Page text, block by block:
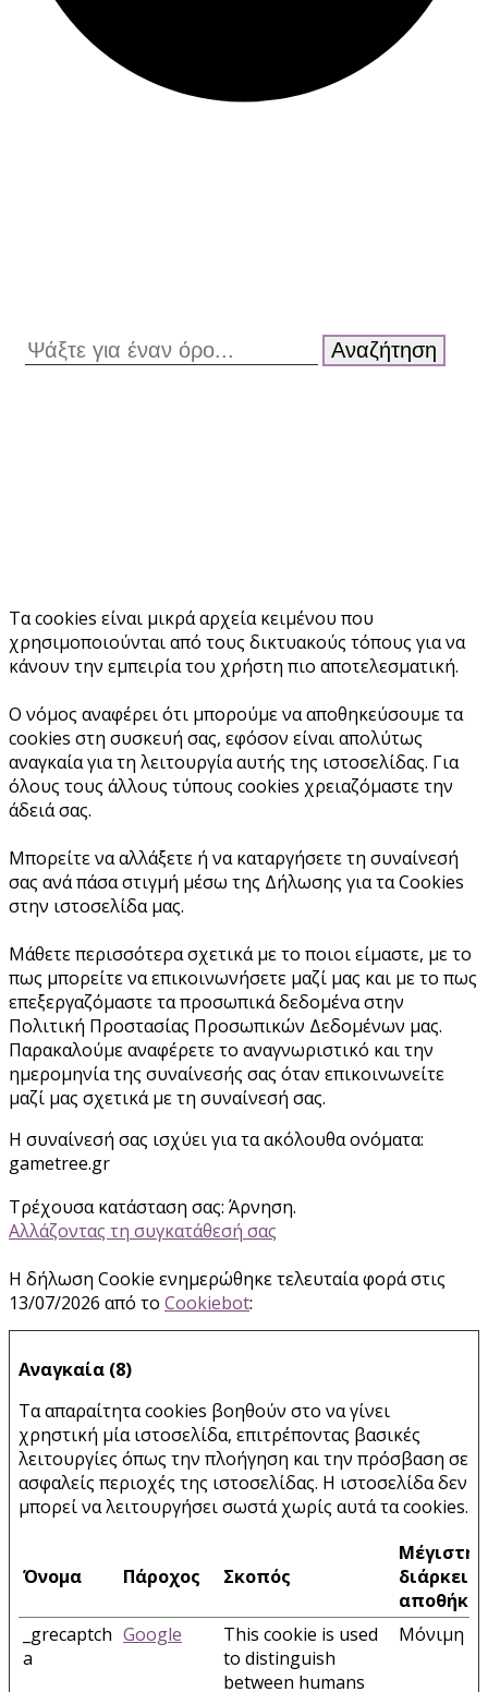
Αναζήτηση
Τα cookies είναι μικρά αρχεία κειμένου που
χρησιμοποιούνται από τους δικτυακούς τόπους για να
κάνουν την εμπειρία του χρήστη πιο αποτελεσματική.
Ο νόμος αναφέρει ότι μπορούμε να αποθηκεύσουμε τα
cookies στη συσκευή σας, εφόσον είναι απολύτως
αναγκαία για τη λειτουργία αυτής της ιστοσελίδας. Για
όλους τους άλλους τύπους cookies χρειαζόμαστε την
άδειά σας.
Μπορείτε να αλλάξετε ή να καταργήσετε τη συναίνεσή
σας ανά πάσα στιγμή μέσω της Δήλωσης για τα Cookies
στην ιστοσελίδα μας.
Μάθετε περισσότερα σχετικά με το ποιοι είμαστε, με το
πως μπορείτε να επικοινωνήσετε μαζί μας και με το πως
επεξεργαζόμαστε τα προσωπικά δεδομένα στην
Πολιτική Προστασίας Προσωπικών Δεδομένων μας.
Παρακαλούμε αναφέρετε το αναγνωριστικό και την
ημερομηνία της συναίνεσής σας όταν επικοινωνείτε
μαζί μας σχετικά με τη συναίνεσή σας.
Η συναίνεσή σας ισχύει για τα ακόλουθα ονόματα:
gametree.gr
Τρέχουσα κατάσταση σας: Άρνηση.
Αλλάζοντας τη συγκατάθεσή σας
Η δήλωση Cookie ενημερώθηκε τελευταία φορά στις
13/07/2026 από το Cookiebot:
Αναγκαία (8)
Τα απαραίτητα cookies βοηθούν στο να γίνει
χρηστική μία ιστοσελίδα, επιτρέποντας βασικές
λειτουργίες όπως την πλοήγηση και την πρόσβαση σε
ασφαλείς περιοχές της ιστοσελίδας. Η ιστοσελίδα δεν
μπορεί να λειτουργήσει σωστά χωρίς αυτά τα cookies.
Όνομα Πάροχος Σκοπός
Μέγιστη
διάρκεια
_grecaptch
a
Google
This cookie is used
to distinguish
between humans
Μόνιμη